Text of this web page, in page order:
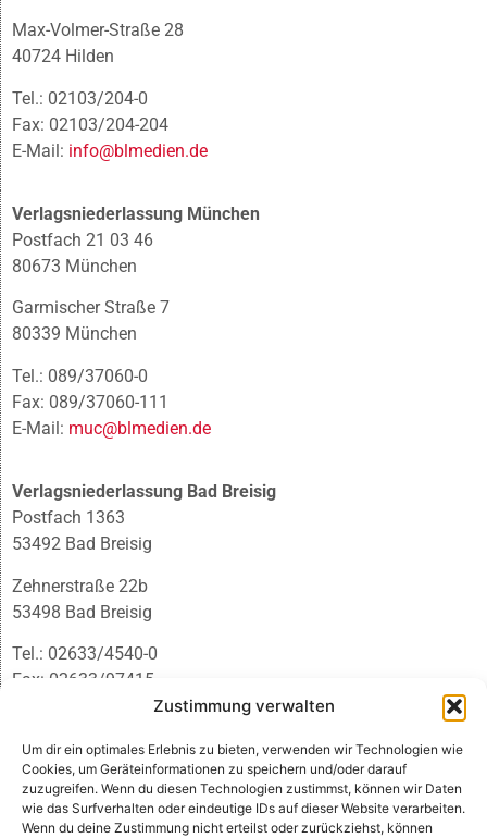
Zustimmung verwalten
Um dir ein optimales Erlebnis zu bieten, verwenden wir Technologien wie
Cookies, um Geräteinformationen zu speichern und/oder darauf
zuzugreifen. Wenn du diesen Technologien zustimmst, können wir Daten
wie das Surfverhalten oder eindeutige IDs auf dieser Website verarbeiten.
Wenn du deine Zustimmung nicht erteilst oder zurückziehst, können
Max-Volmer-Straße 28
40724 Hilden
Tel.: 02103/204-0
Fax: 02103/204-204
E-Mail: info@blmedien.de
Verlagsniederlassung München
Postfach 21 03 46
80673 München
Garmischer Straße 7
80339 München
Tel.: 089/37060-0
Fax: 089/37060-111
E-Mail: muc@blmedien.de
Verlagsniederlassung Bad Breisig
Postfach 1363
53492 Bad Breisig
Zehnerstraße 22b
53498 Bad Breisig
Tel.: 02633/4540-0
Fax: 02633/97415
infobb@blmedien.de